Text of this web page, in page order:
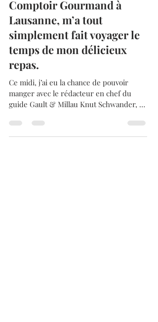
restaurateurs de DéCI
Comptoir Gourmand à
Lausanne, m’a tout
simplement fait voyager le
temps de mon délicieux
repas.
Ce midi, j’ai eu la chance de pouvoir
manger avec le rédacteur en chef du